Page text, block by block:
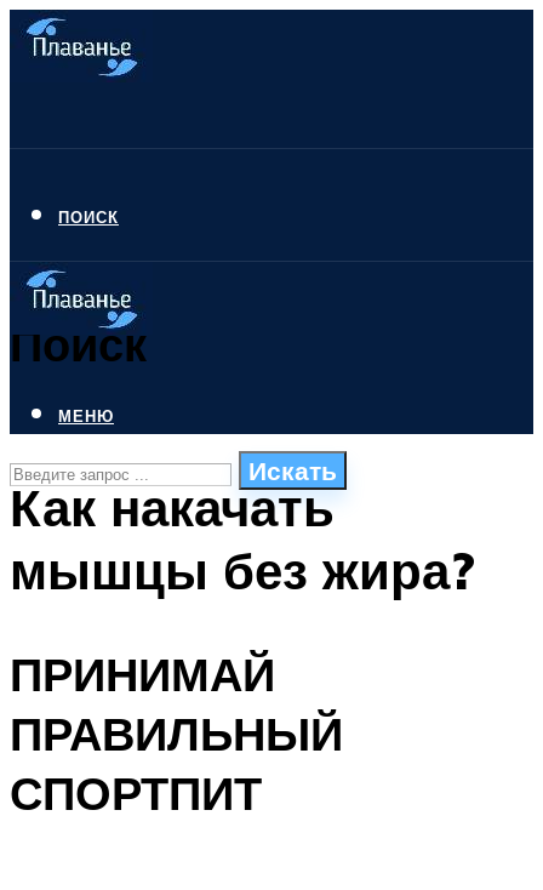
ПОИСК
Поиск
Искать
ПЛАВАНЬЕ ДЛЯ ДЕТЕЙ
ОЧИСТКА БАССЕЙНОВ
МЕНЮ
Как накачать
мышцы без жира?
ПРИНИМАЙ
ПРАВИЛЬНЫЙ
СПОРТПИТ